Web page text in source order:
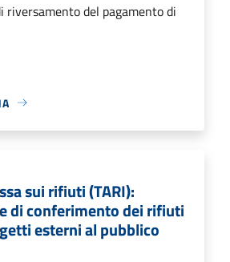
riversamento del pagamento di
sui rifiuti (TARI):
di conferimento dei rifiuti
esterni al pubblico